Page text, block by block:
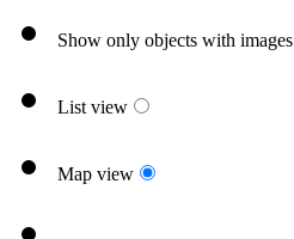
Show only objects with images
List view
Map view